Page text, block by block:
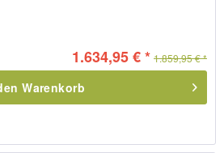
1.634,95 € * 1.859,95 € *
Warenkorb